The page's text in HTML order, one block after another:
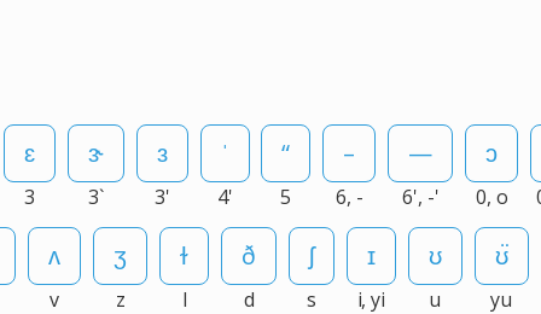
3 3` 3' 4' 5 6, - 6', -' 0, o
v z l d s i, yi u yu